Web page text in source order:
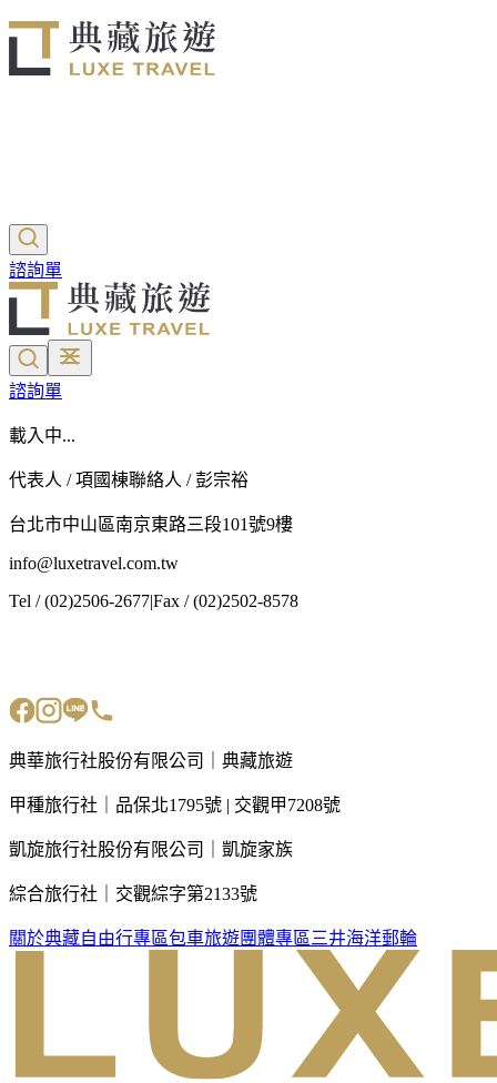
諮詢單
諮詢單
載入中...
代表人 / 項國棟聯絡人 / 彭宗裕
台北市中山區南京東路三段101號9樓
info@luxetravel.com.tw
Tel / (02)2506-2677|Fax / (02)2502-8578
典華旅行社股份有限公司｜典藏旅遊
甲種旅行社｜品保北1795號 | 交觀甲7208號
凱旋旅行社股份有限公司｜凱旋家族
綜合旅行社｜交觀綜字第2133號
關於典藏自由行專區包車旅遊團體專區 三井海洋郵輪